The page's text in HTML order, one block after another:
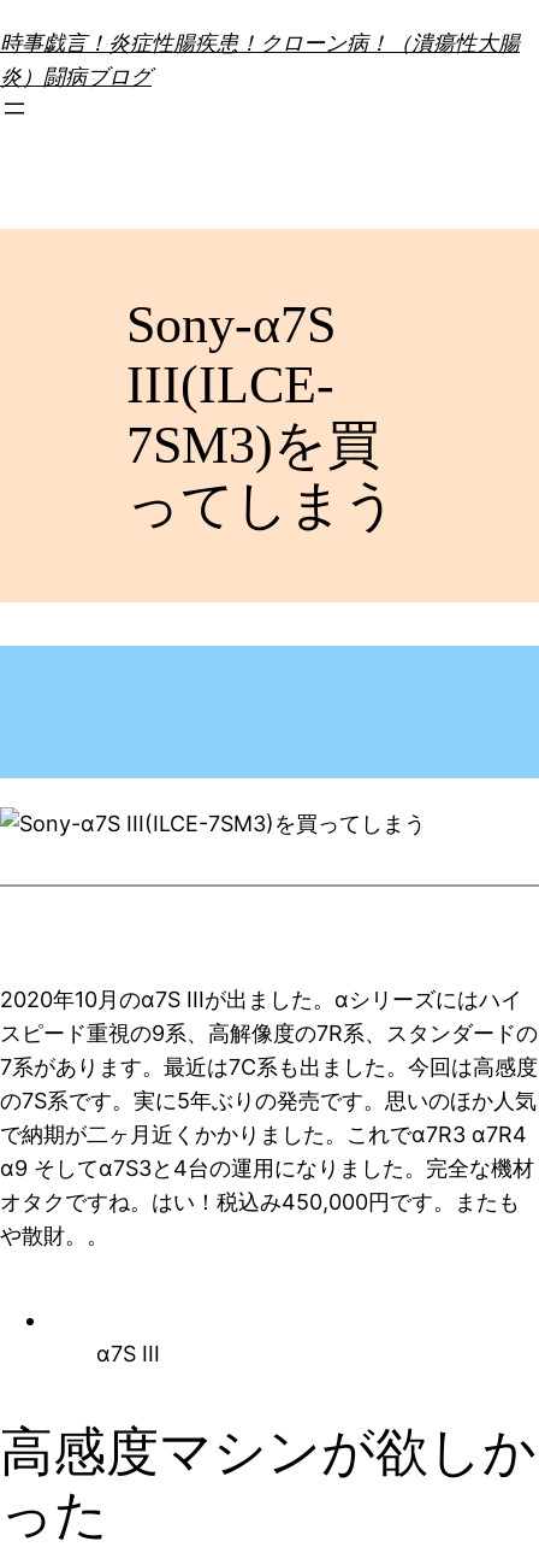
容
を
ス
時事戯言！炎症性腸疾患！クローン病！（潰瘍性大腸
炎）闘病ブログ
Sony-α7S
III(ILCE-
7SM3)を買
ってしまう
2020年10月のα7S IIIが出ました。αシリーズにはハイ
スピード重視の9系、高解像度の7R系、スタンダードの
7系があります。最近は7C系も出ました。今回は高感度
の7S系です。実に5年ぶりの発売です。思いのほか人気
で納期が二ヶ月近くかかりました。これでα7R3 α7R4
α9 そしてα7S3と4台の運用になりました。完全な機材
オタクですね。はい！税込み450,000円です。またも
や散財。。
α7S III
高感度マシンが欲しか
った